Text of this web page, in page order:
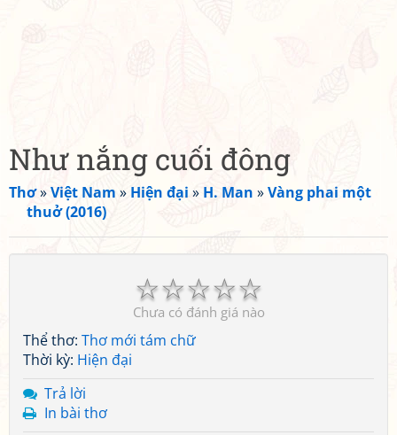
Như nắng cuối đông
Thơ»Việt Nam » Hiện đại » H. Man »Vàng phai một
thuở (2016)
☆
☆
☆
☆
☆
Chưa có đánh giá nào
Thể thơ: Thơ mới tám chữ
Thời kỳ: Hiện đại
Trả lời
In bài thơ